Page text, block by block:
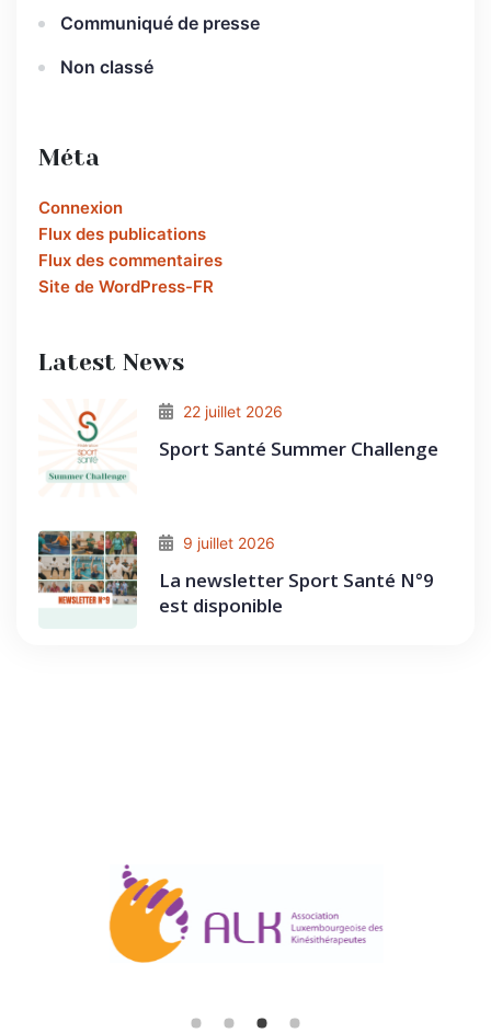
Communiqué de presse
Non classé
Méta
Connexion
Flux des publications
Flux des commentaires
Site de WordPress-FR
Latest News
22 juillet 2026
Sport Santé Summer Challenge
9 juillet 2026
La newsletter Sport Santé N°9
est disponible